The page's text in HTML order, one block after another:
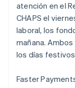
atención en el
CHAPS el
laboral, los
mañana.
los días
Faster